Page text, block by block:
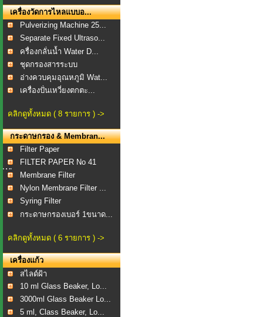
เครื่องวัดการไหลแบบอ...
Pulverizing Machine 25...
Separate Fixed Ultraso...
ครื่องกลั่นน้ำ Water D...
ชุดกรองสารระบบ
สุญญากาศ...
อ่างควบคุมอุณหภูมิ Wat...
เครื่องปั่นเหวี่ยงตกตะ...
คลิกดูทั้งหมด ( 8 รายการ ) ->
กระดาษกรอง & Membran...
Filter Paper
FILTER PAPER No 41
WI...
Membrane Filter
Nylon Membrane Filter ...
Syring Filter
กระดาษกรองเบอร์ 1ขนาด...
คลิกดูทั้งหมด ( 6 รายการ ) ->
เครื่องแก้ว
สไลด์ฝ้า
10 ml Glass Beaker, Lo...
3000ml Glass Beaker Lo...
5 ml, Class Beaker, Lo...